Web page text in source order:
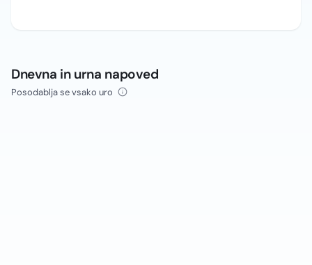
Dnevna in urna napoved
Posodablja se vsako uro